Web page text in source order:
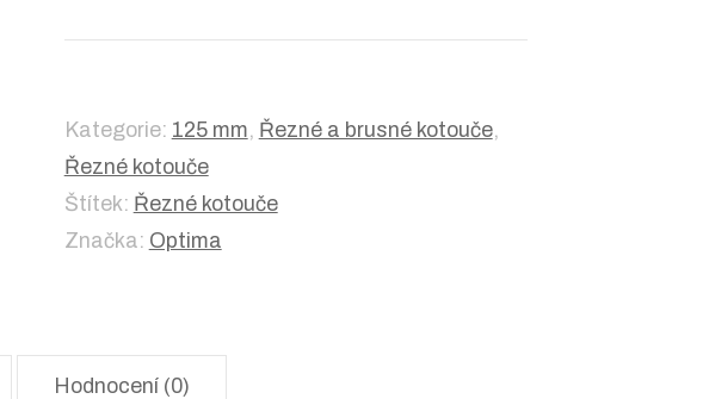
Kategorie: 125 mm, Řezné a brusné kotouče,
Řezné kotouče
Štítek: Řezné kotouče
Značka: Optima
Hodnocení (0)